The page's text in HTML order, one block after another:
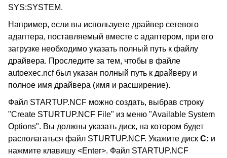
SYS:SYSTEM.
Например, если вы используете драйвер сетевого
адаптера, поставляемый вместе с адаптером, при его
загрузке необходимо указать полный путь к файлу
драйвера. Проследите за тем, чтобы в файле
autoexec.ncf был указан полный путь к драйверу и
полное имя драйвера (имя и расширение).
Файл STARTUP.NCF можно создать, выбрав строку
"Create STURTUP.NCF File" из меню "Available System
Options". Вы должны указать диск, на котором будет
располагаться файл STURTUP.NCF. Укажите диск C: и
нажмите клавишу <Enter>. Файл STARTUP.NCF